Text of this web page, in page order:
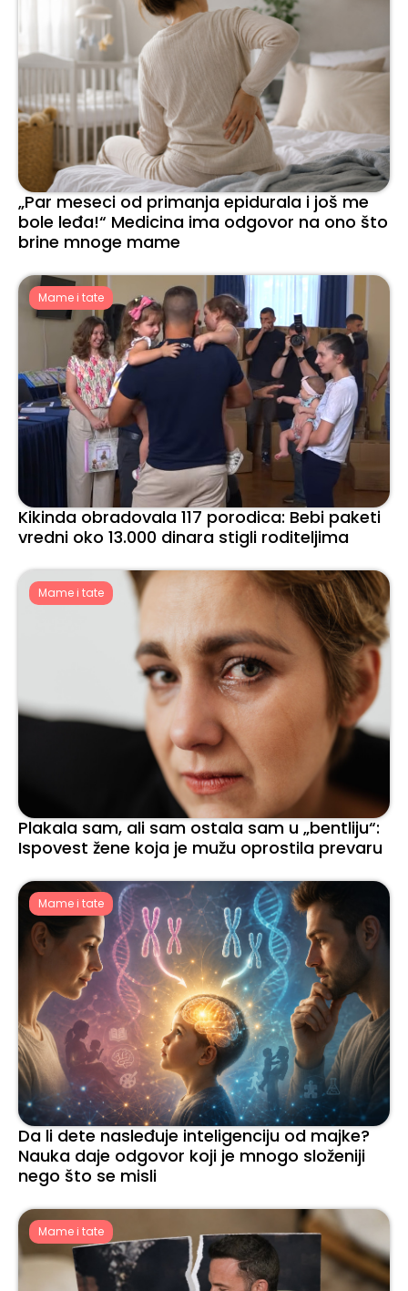
„Par meseci od primanja epidurala i još me
bole leđa!“ Medicina ima odgovor na ono što
brine mnoge mame
Mame i tate
Kikinda obradovala 117 porodica: Bebi paketi
vredni oko 13.000 dinara stigli roditeljima
Mame i tate
Plakala sam, ali sam ostala sam u „bentliju“:
Ispovest žene koja je mužu oprostila prevaru
Mame i tate
Da li dete nasleđuje inteligenciju od majke?
Nauka daje odgovor koji je mnogo složeniji
nego što se misli
Mame i tate